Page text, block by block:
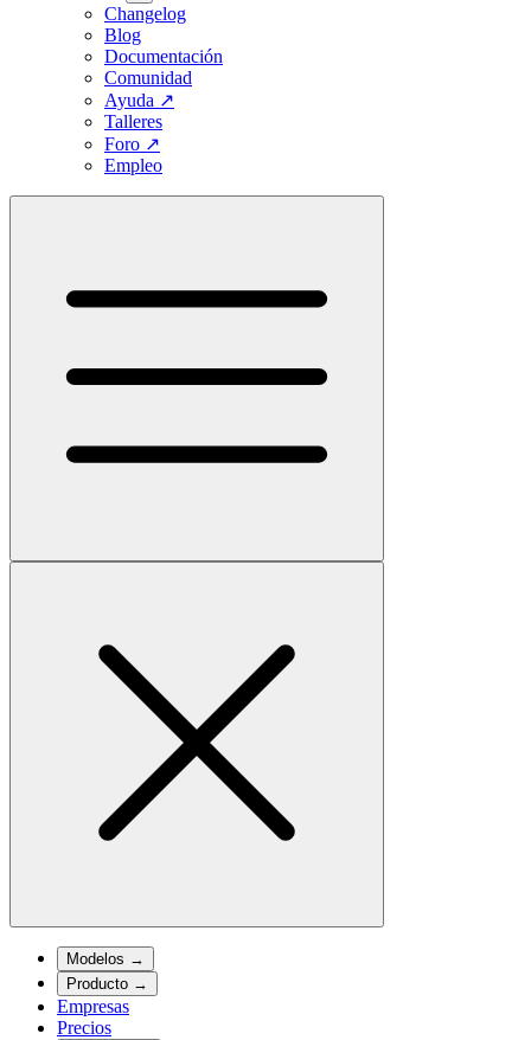
Changelog
Blog
Documentación
Comunidad
Ayuda ↗
Talleres
Foro ↗
Empleo
Modelos →
Producto →
Empresas
Precios